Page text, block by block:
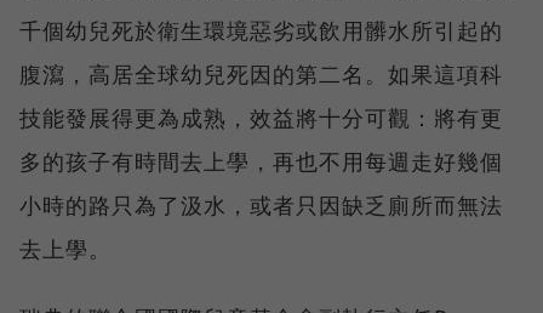
千個幼兒死於衛生環境惡劣或飲用髒水所引起的
腹瀉，高居全球幼兒死因的第二名。如果這項科
技能發展得更為成熟，效益將十分可觀：將有更
多的孩子有時間去上學，再也不用每週走好幾個
小時的路只為了汲水，或者只因缺乏廁所而無法
去上學。